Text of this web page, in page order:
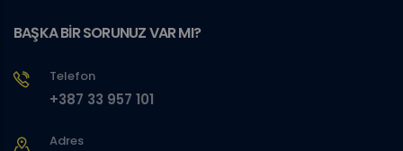
BAŞKA BİR SORUNUZ VAR MI?
Telefon
+387 33 957 101
Adres